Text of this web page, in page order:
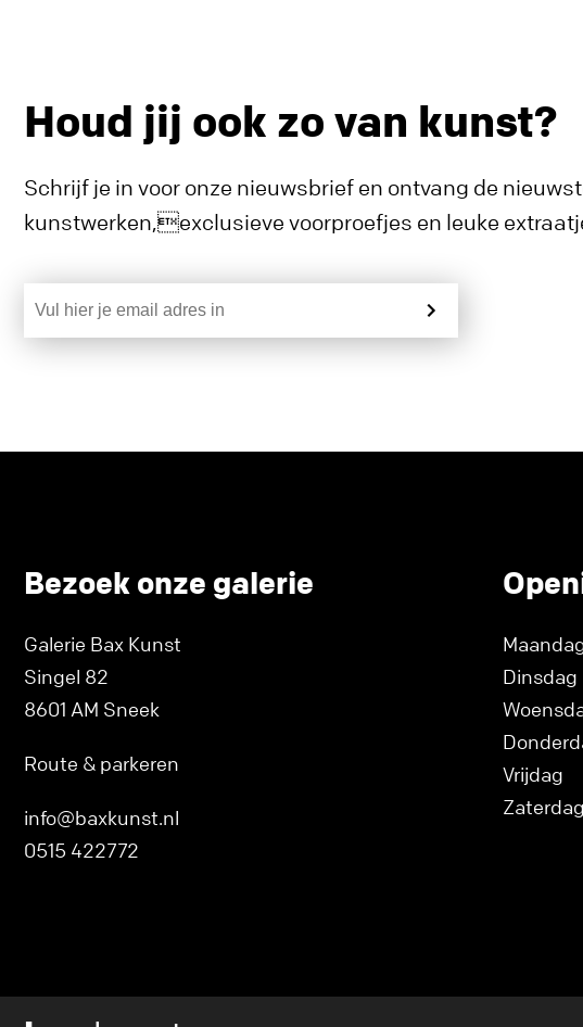
Houd jij ook zo van kunst?
Schrijf je in voor onze nieuwsbrief en ontvang de
kunstwerken,exclusieve voorproefjes en leuke
Bezoek onze galerie
Galerie Bax Kunst
Singel 82
8601 AM Sneek
Route & parkeren
info@baxkunst.nl
0515 422772
Dinsdag
Vrijdag
Zaterdag